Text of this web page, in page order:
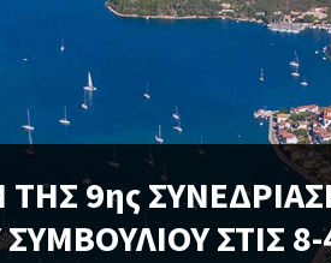
9ης
ΣΤΙΣ